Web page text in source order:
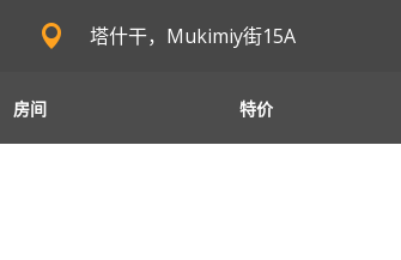
塔什干，Mukimiy街15A
房间 特价